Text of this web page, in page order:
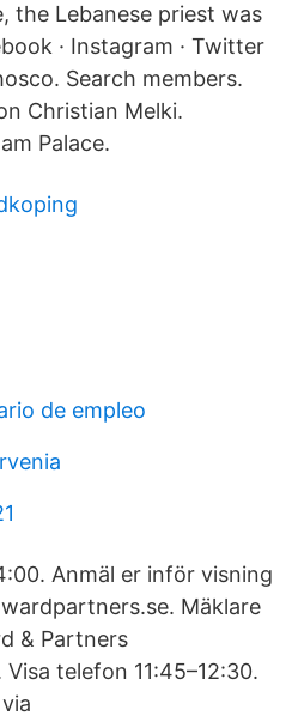
the Lebanese priest was
· Instagram · Twitter
Search members.
Christian Melki.
Palace.
de empleo
Anmäl er inför visning
Mäklare
& Partners
telefon 11:45–12:30.